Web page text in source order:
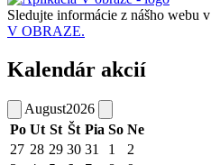
Sledujte informácie z nášho webu v
V OBRAZE.
Kalendár akcií
August2026
Po Ut St Št Pia So Ne
27 28 29 30 31 1
2